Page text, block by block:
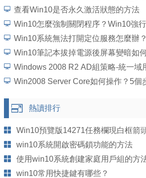
查看Win10是否永久激活狀態的方法
Win10怎麼強制關閉程序？Win10強
Win10系統無法打開定位服務怎麼辦？
Win10筆記本拔掉電源後屏幕變暗如
熱讀排行
Win10預覽版14271任務欄現白框箭
win10系統開啟密碼鎖功能的方法
使用win10系統創建家庭用戶組的方
win10常用快捷鍵有哪些？